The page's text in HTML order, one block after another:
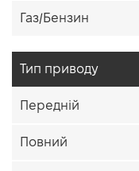
Газ/Бензин
Тип приводу
Передній
Повний